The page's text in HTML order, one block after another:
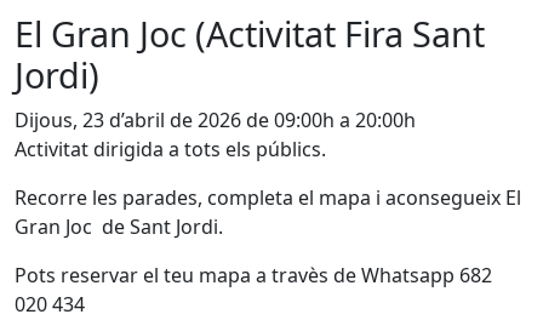
El Gran Joc (Activitat Fira Sant
Jordi)
Dijous, 23 d’abril de 2026 de 09:00h a 20:00h
Activitat dirigida a tots els públics.
Recorre les parades, completa el mapa i aconsegueix El
Gran Joc de Sant Jordi.
Pots reservar el teu mapa a travès de Whatsapp 682
020 434